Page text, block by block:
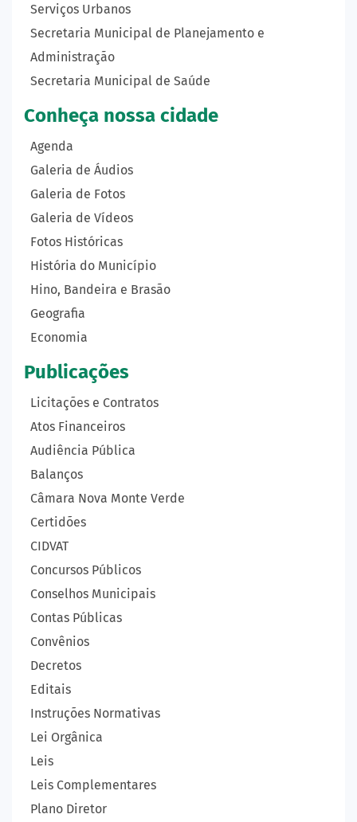
Serviços Urbanos
Secretaria Municipal de Planejamento e
Administração
Secretaria Municipal de Saúde
Conheça nossa cidade
Agenda
Galeria de Áudios
Galeria de Fotos
Galeria de Vídeos
Fotos Históricas
História do Município
Hino, Bandeira e Brasão
Geografia
Economia
Publicações
Licitações e Contratos
Atos Financeiros
Audiência Pública
Balanços
Câmara Nova Monte Verde
Certidões
CIDVAT
Concursos Públicos
Conselhos Municipais
Contas Públicas
Convênios
Decretos
Editais
Instruções Normativas
Lei Orgânica
Leis
Leis Complementares
Plano Diretor